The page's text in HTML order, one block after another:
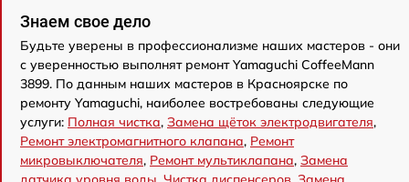
Знаем свое дело
Будьте уверены в профессионализме наших мастеров - они
с уверенностью выполнят ремонт Yamaguchi CoffeeMann
3899. По данным наших мастеров в Красноярске по
ремонту Yamaguchi, наиболее востребованы следующие
услуги: Полная чистка, Замена щёток электродвигателя,
Ремонт электромагнитного клапана, Ремонт
микровыключателя, Ремонт мультиклапана, Замена